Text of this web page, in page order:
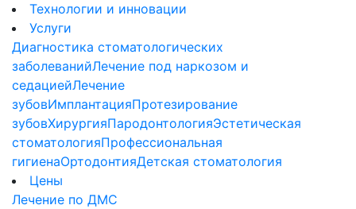
Технологии и инновации
Услуги
Диагностика стоматологических
заболеванийЛечение под наркозом и
седациейЛечение
зубовИмплантацияПротезирование
зубовХирургияПародонтологияЭстетическая
стоматологияПрофессиональная
гигиенаОртодонтияДетская стоматология
Цены
Лечение по ДМС